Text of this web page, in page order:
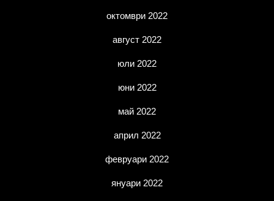
октомври 2022
август 2022
юли 2022
юни 2022
май 2022
април 2022
февруари 2022
януари 2022